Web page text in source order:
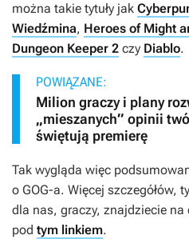
można takie tytuły jak
Wiedźmina, Heroes of Might
Dungeon Keeper 2 czy Diablo.
POWIĄZANE:
Milion graczy i plany
„mieszanych” opinii
świętują premierę
Tak wygląda więc
o GOG-a. Więcej szczegółów,
dla nas, graczy, znajdziecie
pod tym linkiem.